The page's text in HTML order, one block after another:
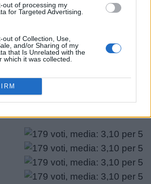
out of processing my
for Targeted Advertising.
out of Collection, Use,
and/or Sharing of my
that Is Unrelated with the
which it was collected.
un elenco di parole che
utili.
PIÙ RISPOSTE